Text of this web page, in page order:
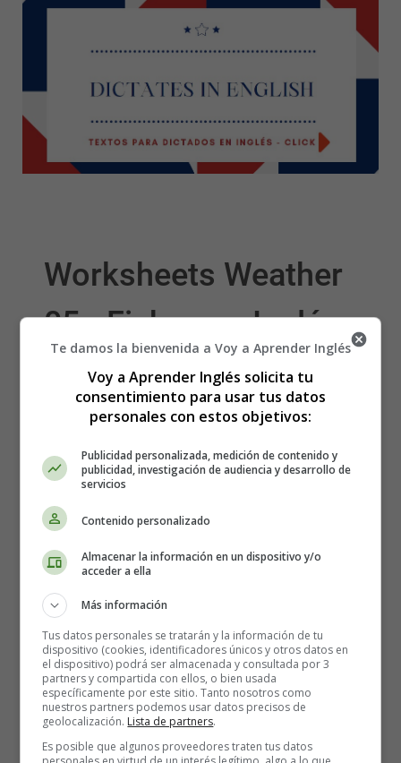
Worksheets Weather
05 - Fichas en Inglés
el Clima
Recursos Educativos en
inglés - Worksheets
Te damos la bienvenida a Voy a Aprender Inglés
Voy a Aprender Inglés solicita tu
consentimiento para usar tus datos
personales con estos objetivos:
Publicidad personalizada, medición de contenido y
publicidad, investigación de audiencia y desarrollo de
servicios
Contenido personalizado
Almacenar la información en un dispositivo y/o
acceder a ella
Más información
Tus datos personales se tratarán y la información de tu
dispositivo (cookies, identificadores únicos y otros datos en
el dispositivo) podrá ser almacenada y consultada por 3
partners y compartida con ellos, o bien usada
específicamente por este sitio. Tanto nosotros como
nuestros partners podemos usar datos precisos de
geolocalización. Lista de partners.
Es posible que algunos proveedores traten tus datos